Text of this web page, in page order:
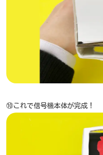
⑩これで信号機本体が完成！